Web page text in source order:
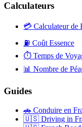
Calculateurs
💳 Calculateur de
⛽ Coût Essence
⏱️ Temps de
📊 Nombre de
Guides
🚗 Conduire en
🇺🇸 Driving in